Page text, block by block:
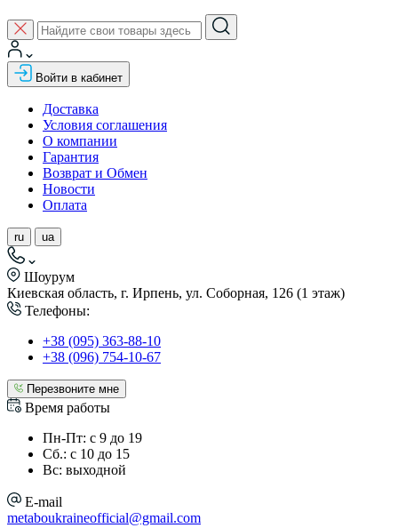
Войти в кабинет
Доставка
Условия соглашения
О компании
Гарантия
Возврат и Обмен
Новости
Оплата
ru ua
Шоурум
Киевская область, г. Ирпень, ул. Соборная, 126 (1 этаж)
Телефоны:
+38 (095) 363-88-10
+38 (096) 754-10-67
Перезвоните мне
Время работы
Пн-Пт: с 9 до 19
Сб.: с 10 до 15
Вс: выходной
E-mail
metaboukraineofficial@gmail.com